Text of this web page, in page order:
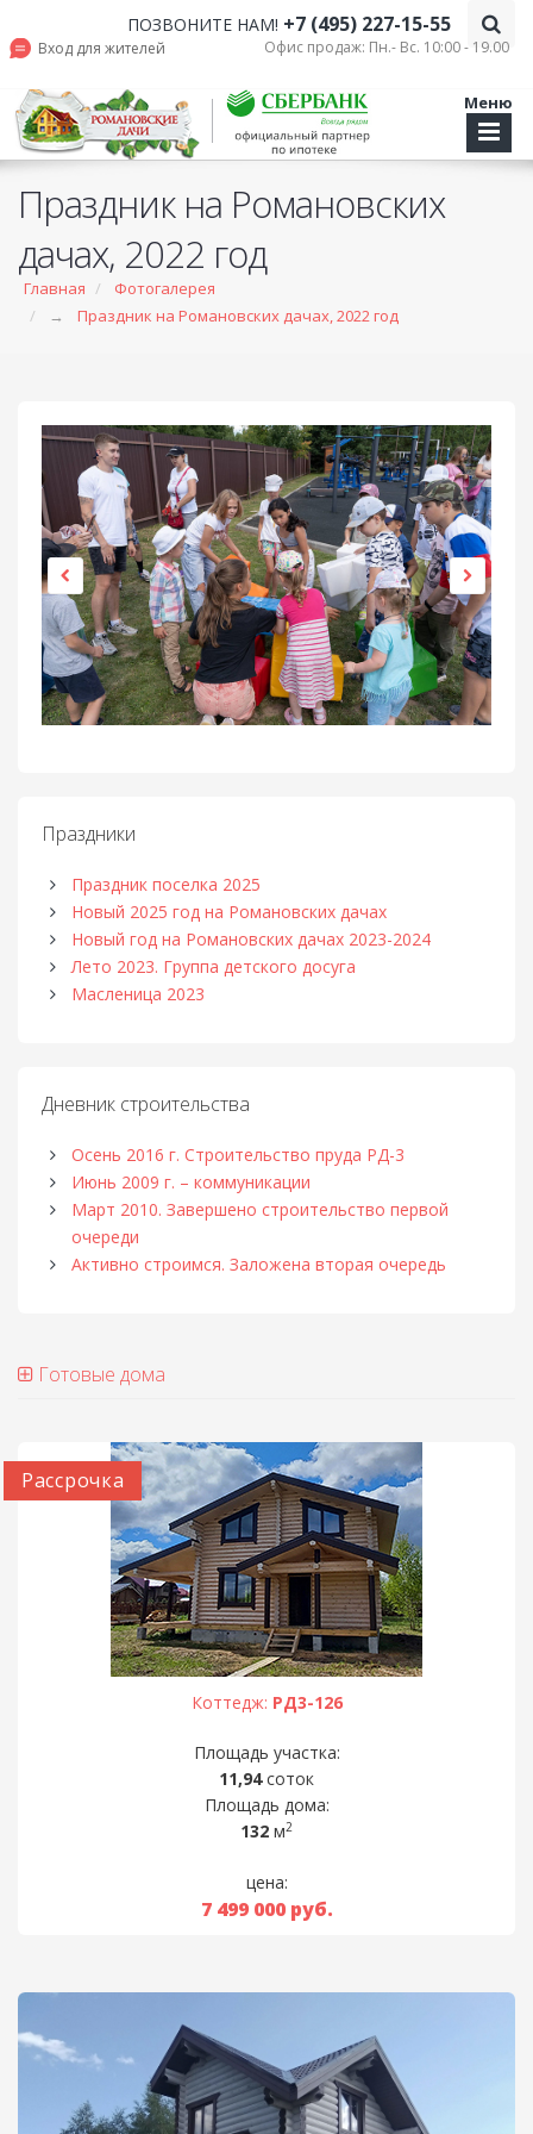
Офис продаж: Пн.- Вс. 10:00 - 19.00
Вход для жителей
ПОЗВОНИТЕ НАМ! +7 (495) 227-15-55
Меню
Праздник на Романовских
дачах, 2022 год
Главная
Фотогалерея
→
Праздник на Романовских дачах, 2022 год
Праздники
Праздник поселка 2025
Новый 2025 год на Романовских дачах
Новый год на Романовских дачах 2023-2024
Лето 2023. Группа детского досуга
Масленица 2023
Дневник строительства
Осень 2016 г. Строительство пруда РД-3
Июнь 2009 г. – коммуникации
Март 2010. Завершено строительство первой
очереди
Активно строимся. Заложена вторая очередь
Готовые дома
Рассрочка
Коттедж: РД3-126
Площадь участка:
11,94соток
Площадь дома:
132 м2
цена:
7 499 000руб.